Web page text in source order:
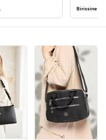
Birissine